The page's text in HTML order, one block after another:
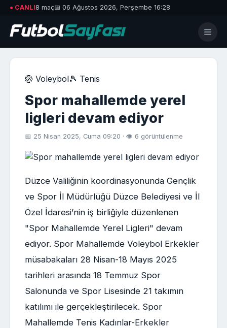
● CANLI8 maç📅 06 Ağustos 2026, Perşembe 16:28
🏐 Voleybol🎾 Tenis
Spor mahallemde yerel
ligleri devam ediyor
📅 25 Nisan 2025, Cuma 09:20 · 👁 6 görüntülenme
Düzce Valiliğinin koordinasyonunda Gençlik
ve Spor İl Müdürlüğü Düzce Belediyesi ve İl
Özel İdaresi’nin iş birliğiyle düzenlenen
"Spor Mahallemde Yerel Ligleri" devam
ediyor. Spor Mahallemde Voleybol Erkekler
müsabakaları 28 Nisan-18 Mayıs 2025
tarihleri arasında 18 Temmuz Spor
Salonunda ve Spor Lisesinde 21 takımın
katılımı ile gerçekleştirilecek. Spor
Mahallemde Tenis Kadınlar-Erkekler